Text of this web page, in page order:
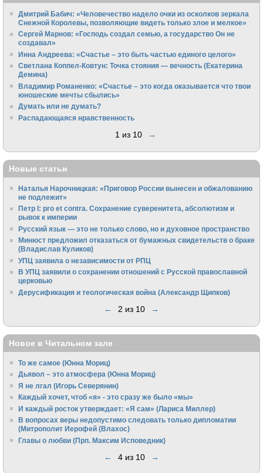
Дмитрий Бабич: «Человечество надело очки из осколков зеркала
Снежной Королевы, позволяющие видеть только злое и мелкое»
Сергей Марнов: «Господь создал семью, а государство Он не
создавал»
Инна Андреева: «Счастье – это быть частью единого целого»
Светлана Коппел-Ковтун: Точка стояния — вечность (Екатерина
Демина)
Владимир Романенко: «Счастье – это когда оказывается что твои
юношеские мечты сбылись»
Думать или не думать?
Распадающаяся нравственность
1 из 10 →
Новые статьи
Наталья Нарочницкая: «Приговор России вынесен и обжалованию
не подлежит»
Петр I: pro et contra. Сохранение суверенитета, абсолютизм и
рывок к империи
Русский язык — это не только слово, но и духовное пространство
Минюст предложил отказаться от бумажных свидетельств о браке
(Владислав Куликов)
УПЦ заявила о независимости от РПЦ
В УПЦ заявили о сохранении отношений с Русской православной
церковью
Дерусификация и теологическая война (Александр Щипков)
← 2 из 10 →
Новое в Читальном зале
То же самое (Юнна Мориц)
Дьявол – это атмосфера (Юнна Мориц)
Я не лгал (Игорь Северянин)
Каждый хочет, чтоб «я» - это сразу же было «мы»
И каждый росток утверждает: «Я сам» (Лариса Миллер)
В вопросах веры недопустимо следовать только дипломатии
(Митрополит Иерофей (Влахос)
Главы о любви (Прп. Максим Исповедник)
← 4 из 10 →